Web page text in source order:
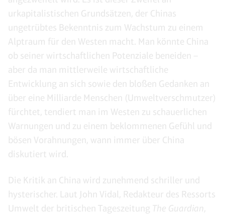
urkapitalistischen Grundsätzen, der Chinas
ungetrübtes Bekenntnis zum Wachstum zu einem
Alptraum für den Westen macht. Man könnte China
ob seiner wirtschaftlichen Potenziale beneiden –
aber da man mittlerweile wirtschaftliche
Entwicklung an sich sowie den bloßen Gedanken an
über eine Milliarde Menschen (Umweltverschmutzer)
fürchtet, tendiert man im Westen zu schauerlichen
Warnungen und zu einem beklommenen Gefühl und
bösen Vorahnungen, wann immer über China
diskutiert wird.
Die Kritik an China wird zunehmend schriller und
hysterischer. Laut John Vidal, Redakteur des Ressorts
Umwelt der britischen Tageszeitung The Guardian,